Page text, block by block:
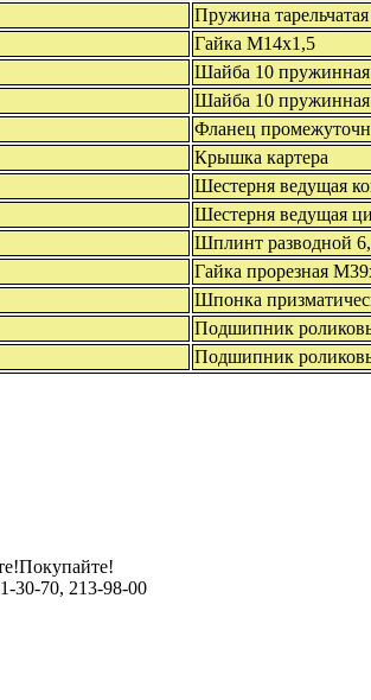
Пружина тарельчатая
Гайка М14х1,5
Шайба 10 пружинная
Шайба 10 пружинная
Фланец
Крышка картера
Шестерня ведущая
Шестерня ведущая
Шплинт разводной
Гайка прорезная
Шпонка
Подшипник
Подшипник
30-70, 213-98-00